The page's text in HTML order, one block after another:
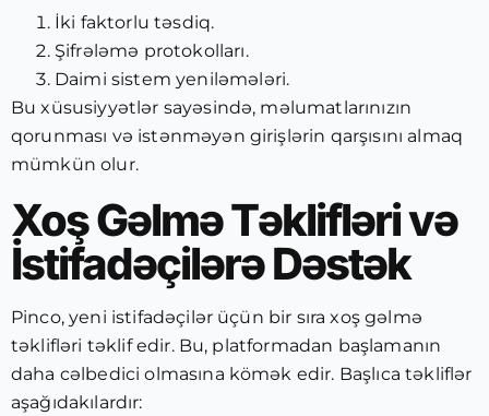
İki faktorlu təsdiq.
Şifrələmə protokolları.
Daimi sistem yeniləmələri.
Bu xüsusiyyətlər sayəsində, məlumatlarınızın
qorunması və istənməyən girişlərin qarşısını almaq
mümkün olur.
Xoş Gəlmə Təklifləri və
İstifadəçilərə Dəstək
Pinco, yeni istifadəçilər üçün bir sıra xoş gəlmə
təklifləri təklif edir. Bu, platformadan başlamanın
daha cəlbedici olmasına kömək edir. Başlıca təkliflər
aşağıdakılardır: